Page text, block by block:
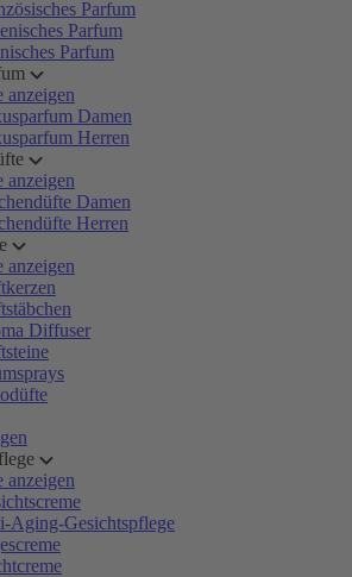
Parfum
Parfum
Parfum
anzeigen
Damen
Herren
anzeigen
Damen
Herren
anzeigen
Diffuser
anzeigen
Aging-Gesichtspflege